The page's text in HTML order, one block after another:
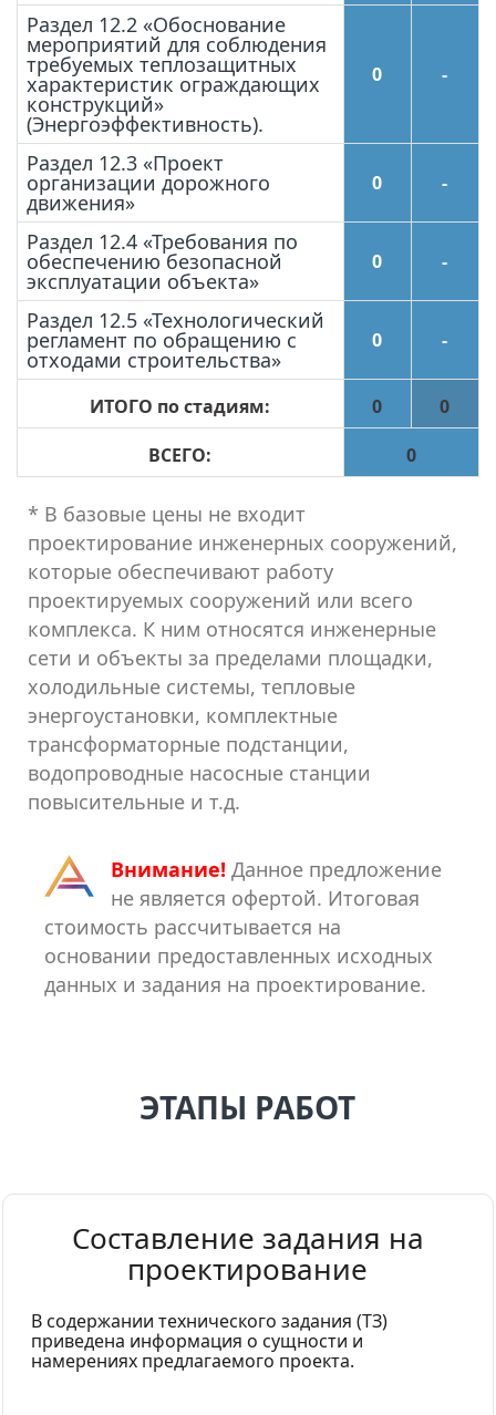
Раздел 12.2 «Обоснование
мероприятий для соблюдения
требуемых теплозащитных
характеристик ограждающих
конструкций»
(Энергоэффективность).
0 -
Раздел 12.3 «Проект
организации дорожного
движения»
0 -
Раздел 12.4 «Требования по
обеспечению безопасной
эксплуатации объекта»
0 -
Раздел 12.5 «Технологический
регламент по обращению с
отходами строительства»
0 -
ИТОГО по стадиям: 0
0
ВСЕГО:
0
* В базовые цены не входит
проектирование инженерных сооружений,
которые обеспечивают работу
проектируемых сооружений или всего
комплекса. К ним относятся инженерные
сети и объекты за пределами площадки,
холодильные системы, тепловые
энергоустановки, комплектные
трансформаторные подстанции,
водопроводные насосные станции
повысительные и т.д.
Внимание! Данное предложение
не является офертой. Итоговая
стоимость рассчитывается на
основании предоставленных исходных
данных и задания на проектирование.
ЭТАПЫ РАБОТ
Составление задания на
проектирование
В содержании технического задания (ТЗ)
приведена информация о сущности и
намерениях предлагаемого проекта.